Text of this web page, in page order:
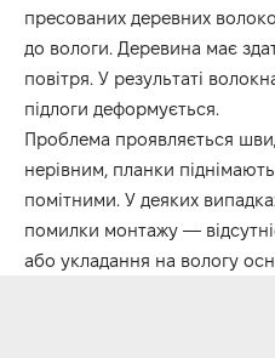
пресованих деревних
до вологи. Деревина має
повітря. У результаті
підлоги деформується.
Проблема проявляється
нерівним, планки
помітними. У деяких
помилки монтажу —
або укладання на вологу